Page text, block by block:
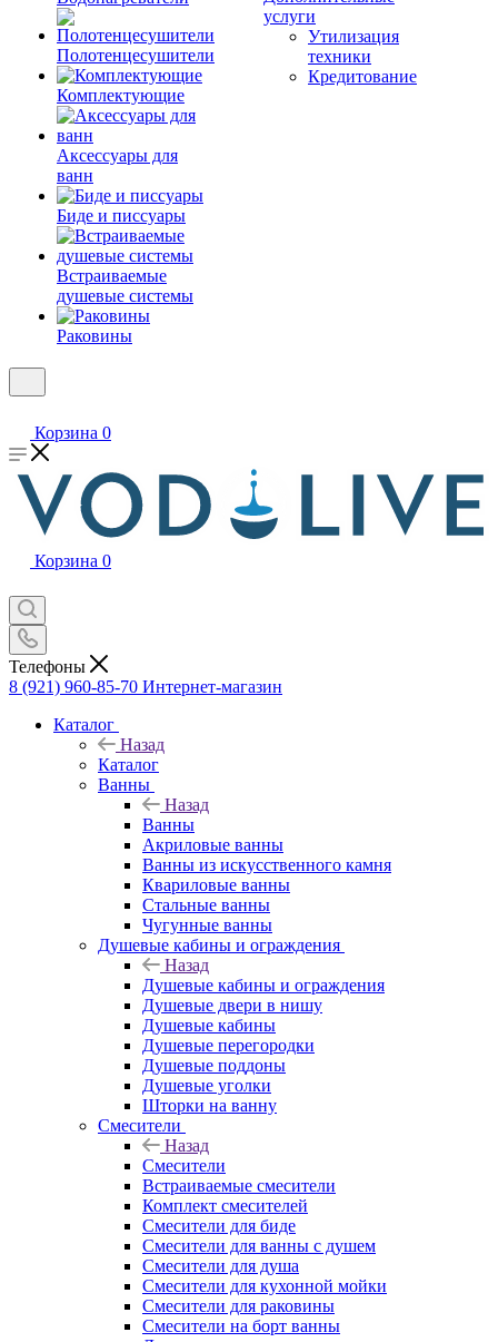
Полотенцесушители
Комплектующие
Аксессуары для
ванн
Биде и писсуары
Встраиваемые
душевые системы
Раковины
услуги
Утилизация
техники
Кредитование
Корзина 0
Корзина 0
Телефоны
8 (921) 960-85-70 Интернет-магазин
Каталог
Назад
Каталог
Ванны
Назад
Ванны
Акриловые ванны
Ванны из искусственного камня
Квариловые ванны
Стальные ванны
Чугунные ванны
Душевые кабины и ограждения
Назад
Душевые кабины и ограждения
Душевые двери в нишу
Душевые кабины
Душевые перегородки
Душевые поддоны
Душевые уголки
Шторки на ванну
Смесители
Назад
Смесители
Встраиваемые смесители
Комплект смесителей
Смесители для биде
Смесители для ванны с душем
Смесители для душа
Смесители для кухонной мойки
Смесители для раковины
Смесители на борт ванны